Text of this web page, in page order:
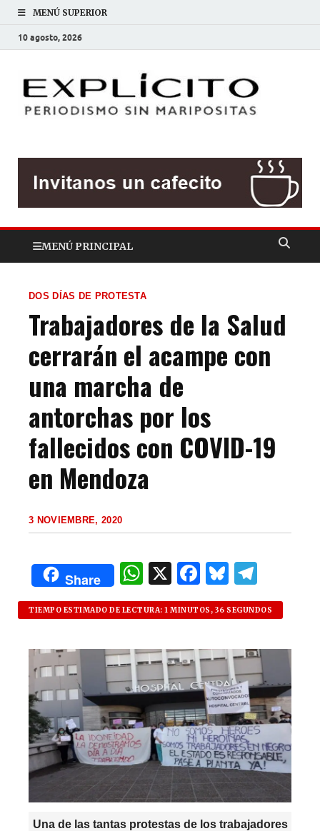
MENÚ SUPERIOR
10 agosto, 2026
MENÚ PRINCIPAL
DOS DÍAS DE PROTESTA
Trabajadores de la Salud
cerrarán el acampe con
una marcha de
antorchas por los
fallecidos con COVID-19
en Mendoza
3 NOVIEMBRE, 2020
Share
W
h
at
s
A
p
p
X F
a
c
e
b
o
o
k
B
lu
es
k
y
el
e
g
ra
m
TIEMPO ESTIMADO DE LECTURA: 1 MINUTOS, 36 SEGUNDOS
Una de las tantas protestas de los trabajadores